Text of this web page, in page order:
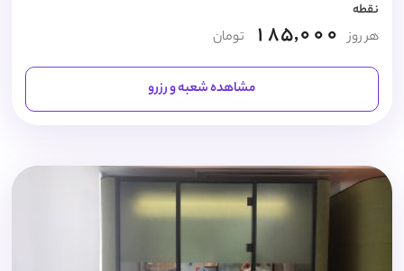
نقطه
هر روز 185,000 تومان
مشاهده شعبه و رزرو